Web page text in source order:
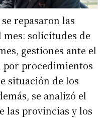
repasaron las
solicitudes de
gestiones ante el
procedimientos
situación de los
se analizó el
las provincias y los